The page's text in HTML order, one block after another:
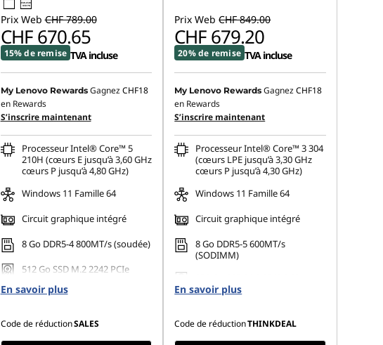
45W-65W
USB PD
Prix Web CHF 789.00
CHF 670.65
15% de remise TVA incluse
My Lenovo Rewards GagnezCHF18
en Rewards
S’inscrire maintenant
Processeur Intel® Core™ 5
210H (cœurs E jusqu’à 3,60 GHz
cœurs P jusqu’à 4,80 GHz)
Windows 11 Famille 64
Circuit graphique intégré
8 Go DDR5-4 800MT/s (soudée)
512 Go SSD M.2 2242 PCIe
En savoir plus
Code de réductionSALES
Prix Web CHF 849.00
CHF 679.20
20% de remise TVA incluse
My Lenovo Rewards GagnezCHF18
en Rewards
S’inscrire maintenant
Processeur Intel® Core™ 3 304
(cœurs LPE jusqu’à 3,30 GHz
cœurs P jusqu’à 4,30 GHz)
Windows 11 Famille 64
Circuit graphique intégré
8 Go DDR5-5 600MT/s
(SODIMM)
Gen4 TLC Opal
En savoir plus
Code de réductionTHINKDEAL